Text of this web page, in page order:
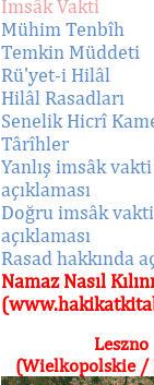
İmsâk Vakti
Mühim Tenbîh
Temkin Müddeti
Rü'yet-i Hilâl
Hilâl Rasadları
Senelik Hicrî
Târîhler
Yanlış imsâk vakti
açıklaması
Doğru imsâk vakti
açıklaması
Rasad hakkında
Namaz Nasıl
Leszno
(Wielkopolskie /